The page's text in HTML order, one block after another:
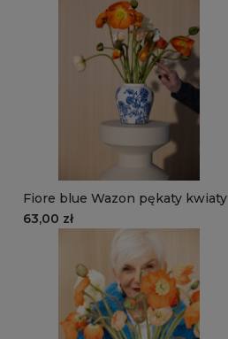
Fiore blue Wazon pękaty kwiaty
63,00 zł